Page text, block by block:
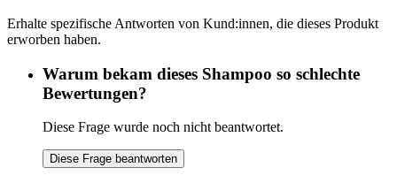
Erhalte spezifische Antworten von Kund:innen, die dieses Produkt
erworben haben.
Warum bekam dieses Shampoo so schlechte
Bewertungen?
Diese Frage wurde noch nicht beantwortet.
Diese Frage beantworten